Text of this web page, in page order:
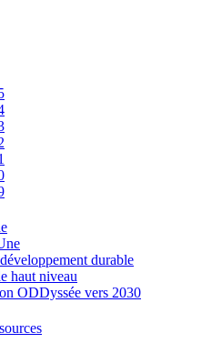
durable
haut niveau
ODDyssée vers 2030